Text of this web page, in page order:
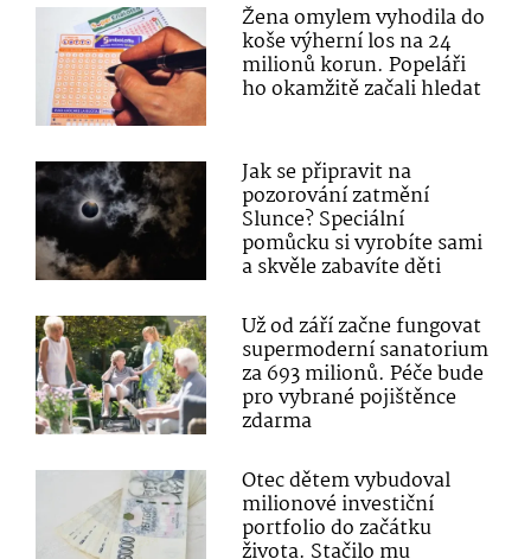
Žena omylem vyhodila do
koše výherní los na 24
milionů korun. Popeláři
ho okamžitě začali hledat
Jak se připravit na
pozorování zatmění
Slunce? Speciální
pomůcku si vyrobíte sami
a skvěle zabavíte děti
Už od září začne fungovat
supermoderní sanatorium
za 693 milionů. Péče bude
pro vybrané pojištěnce
zdarma
Otec dětem vybudoval
milionové investiční
portfolio do začátku